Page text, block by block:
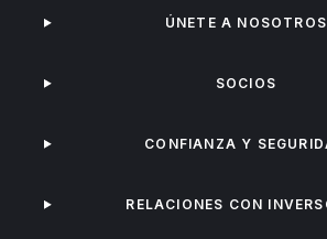
ÚNETE A NOSOTROS
SOCIOS
CONFIANZA Y
RELACIONES CON